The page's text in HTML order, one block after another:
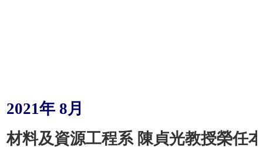
2021年 8月
材料及資源工程系 陳貞光教授榮任